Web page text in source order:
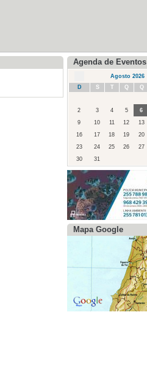
Agenda de Eventos
Agosto 2026
D
S T Q Q
2
3 4 5 6
9
10 11 12 13
16
17 18 19 20
23
24 25 26 27
30
31
Mapa Google